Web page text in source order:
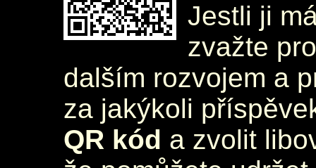
Jestli ji
zvažte
dalším rozvojem a
za jakýkoli
QR kód a zvolit